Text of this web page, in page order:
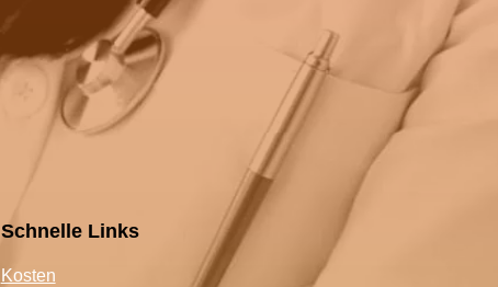
Schnelle Links
Kosten